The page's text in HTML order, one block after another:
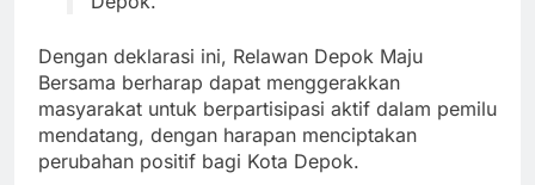
Dengan deklarasi ini, Relawan Depok Maju
Bersama berharap dapat menggerakkan
masyarakat untuk berpartisipasi aktif dalam pemilu
mendatang, dengan harapan menciptakan
perubahan positif bagi Kota Depok.